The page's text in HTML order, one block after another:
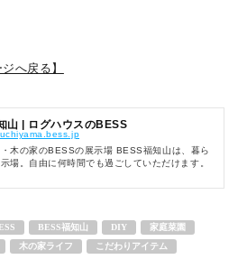
による「はじめてのウッドルアーづ
全国のBESS
へ戻る】
山 | ログハウスのBESS
・木の家のBESSの展示場 BESS福知山は、暮ら
場。自由に何時間でも過ごしていただけます。
BESS福知山 DIY
家庭菜園
木の家ライフ こだわりアイテム